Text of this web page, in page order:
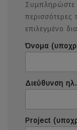
Συμπληρώστε
περισσότερες
επιλεγμένο
Όνομα
Διεύθυνση
Project